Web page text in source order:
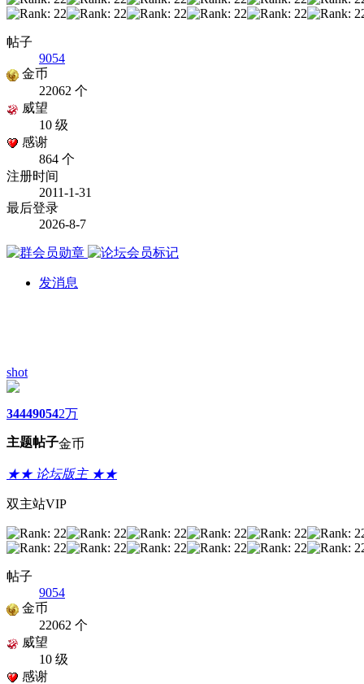
帖子
9054
金币
22062 个
威望
10 级
感谢
864 个
注册时间
2011-1-31
最后登录
2026-8-7
发消息
shot
3444
主题
9054
帖子
2万
金币
★★ 论坛版主 ★★
双主站VIP
帖子
9054
金币
22062 个
威望
10 级
感谢